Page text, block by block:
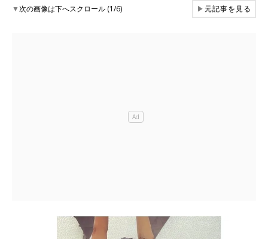
▼次の画像は下へスクロール (1/6) ▶元記事を見る